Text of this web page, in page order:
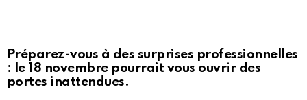
Préparez-vous à des surprises professionnelles
: le 18 novembre pourrait vous ouvrir des
portes inattendues.